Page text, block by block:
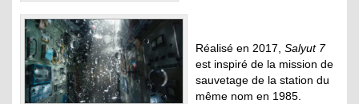
Réalisé en 2017, Salyut 7
est inspiré de la mission de
sauvetage de la station du
même nom en 1985.